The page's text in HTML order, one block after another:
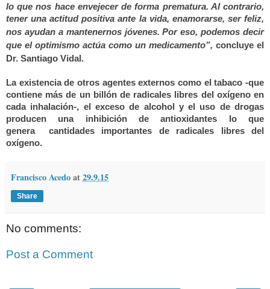
lo que nos hace envejecer de forma prematura. Al contrario,
tener una actitud positiva ante lavida, enamorarse, ser feliz,
nos ayudan a mantenernos jóvenes. Por eso, podemos decir
que el optimismo actúa como un medicamento”, concluye el
Dr. Santiago Vidal.
La existencia de otros agentes externos como el tabaco -que
contiene más de un billón de radicales libres del oxígeno en
cada inhalación-, el exceso de alcohol y el uso de drogas
producen una inhibición de antioxidantes lo que
genera
cantidades importantes de radicales libres del
oxígeno.
Francisco Acedoat29.9.15
Share
No comments:
Post a Comment